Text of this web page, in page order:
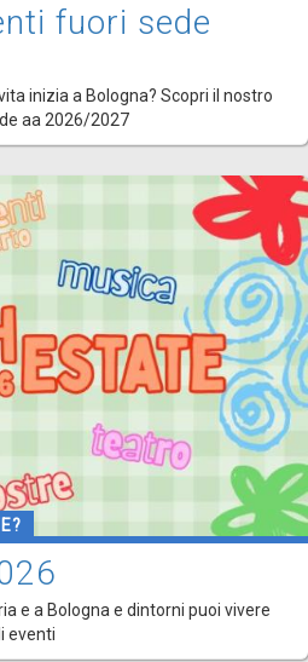
fuori sede
inizia a Bologna? Scopri il nostro
aa 2026/2027
e a Bologna e dintorni puoi vivere
eventi